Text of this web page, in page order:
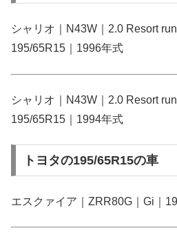
シャリオ｜N43W｜2.0 Resort
195/65R15｜1996年式
シャリオ｜N43W｜2.0 Resort
195/65R15｜1994年式
トヨタの195/65R15の車
エスクァイア｜ZRR80G｜Gi｜